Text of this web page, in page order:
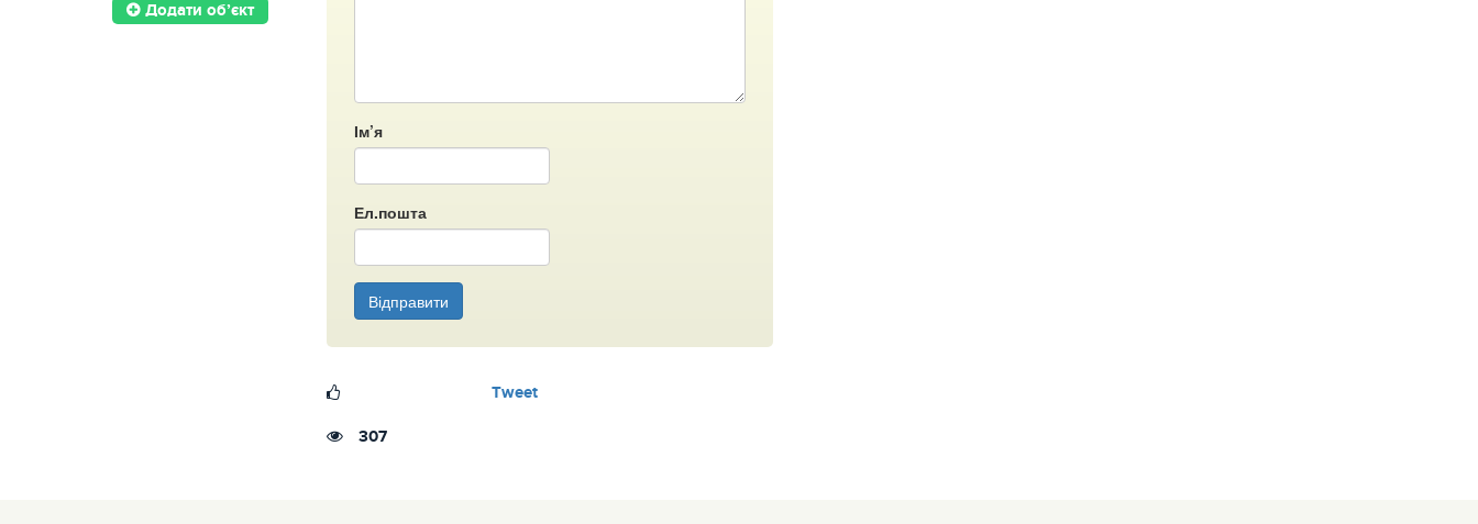
Додати об’єкт
Ім’я
Ел.пошта
Відправити
Tweet
307